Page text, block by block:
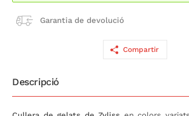
Garantia de devolució
Compartir
Descripció